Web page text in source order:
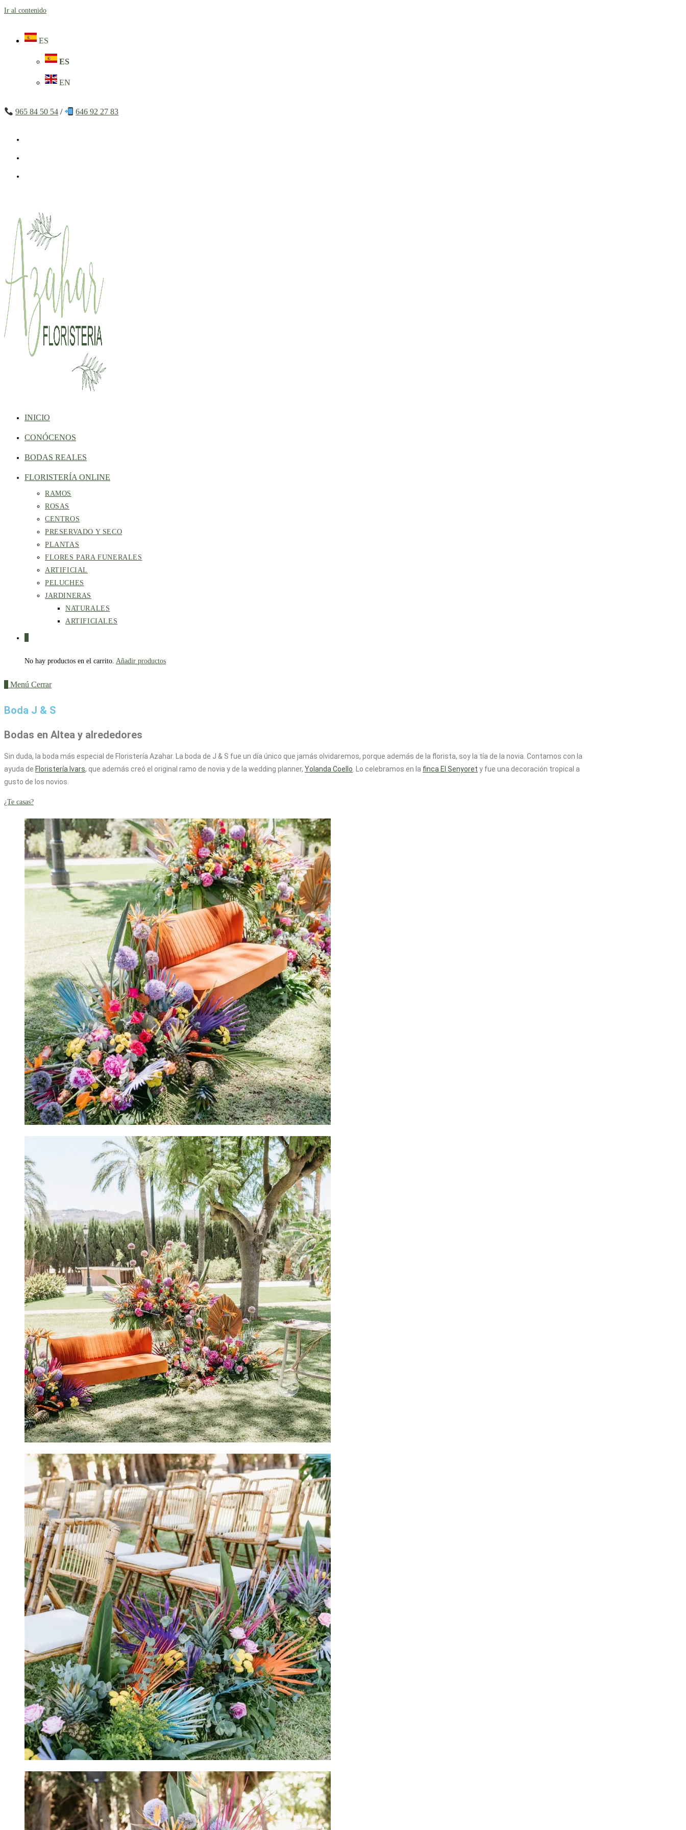
Ir al contenido
ES
ES
EN
965 84 50 54 / 646 92 27 83
INICIO
CONÓCENOS
BODAS REALES
FLORISTERÍA ONLINE
RAMOS
ROSAS
CENTROS
PRESERVADO Y SECO
PLANTAS
FLORES PARA FUNERALES
ARTIFICIAL
PELUCHES
JARDINERAS
NATURALES
ARTIFICIALES
No hay productos en el carrito. Añadir productos
Menú Cerrar
Boda J & S
Bodas en Altea y alrededores
Sin duda, la boda más especial de Floristería Azahar. La boda de J & S fue un día único que jamás olvidaremos, porque además de la florista, soy la tía de la novia. Contamos con la
ayuda de Floristería Ivars, que además creó el original ramo de novia y de la wedding planner, Yolanda Coello . Lo celebramos en la finca El Senyoret y fue una decoración tropical a
gusto de los novios.
¿Te casas?